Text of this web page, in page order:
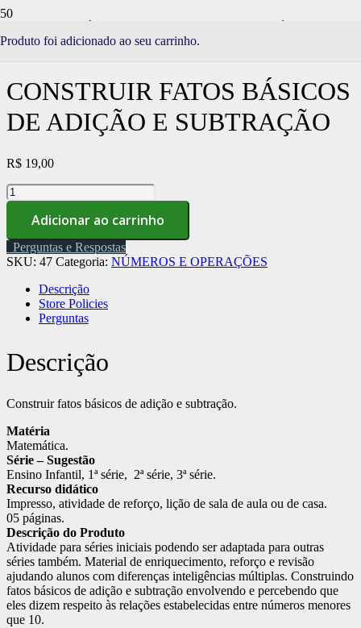
Produto foi adicionado ao seu carrinho.
OPERAÇÕES/ Construir fatos básicos de adição e subtração
CONSTRUIR FATOS BÁSICOS
DE ADIÇÃO E SUBTRAÇÃO
R$ 19,00
Construir
fatos
básicos
adição
e
quantidade
Adicionar ao carrinho
Perguntas e Respostas
SKU: 47 Categoria: NÚMEROS E OPERAÇÕES
Descrição
Store Policies
Perguntas
Descrição
Construir fatos básicos de adição e subtração.
Matéria
Matemática.
Série – Sugestão
Ensino Infantil, 1ª série, 2ª série, 3ª série.
Recurso didático
Impresso, atividade de reforço, lição de sala de aula ou de casa.
05 páginas.
Descrição do Produto
Atividade para séries iniciais podendo ser adaptada para outras
séries também. Material de enriquecimento, reforço e revisão
ajudando alunos com diferenças inteligências múltiplas. Construindo
fatos básicos de adição e subtração envolvendo e percebendo que
eles dizem respeito às relações estabelecidas entre números menores
que 10.